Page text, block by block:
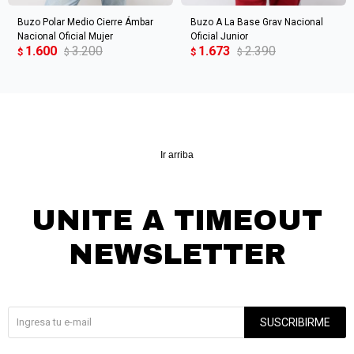
Buzo Polar Medio Cierre Ámbar
Nacional Oficial Mujer
$ 1.600 $ 3.200
Buzo A La Base Grav Nacional
Oficial Junior
$ 1.673 $ 2.390
Ir arriba
UNITE A TIMEOUT
NEWSLETTER
SUSCRIBIRME